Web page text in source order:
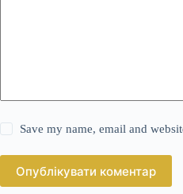
Save my name, email and
Опублікувати коментар